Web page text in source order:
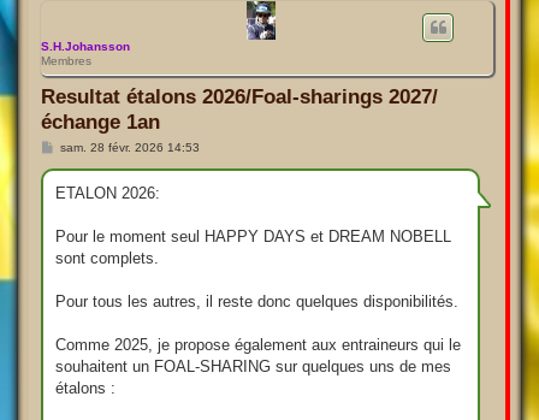
S.H.Johansson
Membres
Resultat étalons 2026/Foal-sharings 2027/
échange 1an
M
s
s
e
sam. 28 févr. 2026 14:53
ETALON 2026:
Pour le moment seul HAPPY DAYS et DREAM NOBELL
sont complets.
Pour tous les autres, il reste donc quelques disponibilités.
Comme 2025, je propose également aux entraineurs qui le
souhaitent un FOAL-SHARING sur quelques uns de mes
étalons :